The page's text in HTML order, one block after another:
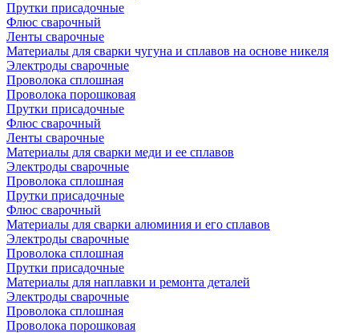
Прутки присадочные
Флюс сварочный
Ленты сварочные
Материалы для сварки чугуна и сплавов на основе никеля
Электроды сварочные
Проволока сплошная
Проволока порошковая
Прутки присадочные
Флюс сварочный
Ленты сварочные
Материалы для сварки меди и ее сплавов
Электроды сварочные
Проволока сплошная
Прутки присадочные
Флюс сварочный
Материалы для сварки алюминия и его сплавов
Электроды сварочные
Проволока сплошная
Прутки присадочные
Материалы для наплавки и ремонта деталей
Электроды сварочные
Проволока сплошная
Проволока порошковая